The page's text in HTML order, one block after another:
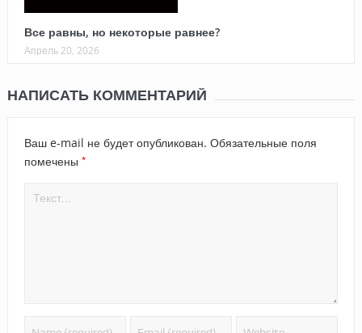
Все равны, но некоторые равнее?
Апрель 20, 2026
НАПИСАТЬ КОММЕНТАРИЙ
Ваш e-mail не будет опубликован. Обязательные поля
помечены *